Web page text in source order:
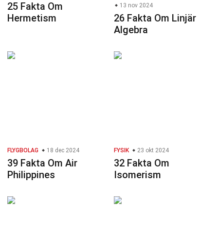
25 Fakta Om
Hermetism
13 nov 2024
26 Fakta Om Linjär
Algebra
FLYGBOLAG 18 dec 2024
39 Fakta Om Air
Philippines
FYSIK 23 okt 2024
32 Fakta Om
Isomerism